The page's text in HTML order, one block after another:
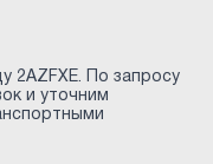
2AZFXE. По запросу
и уточним